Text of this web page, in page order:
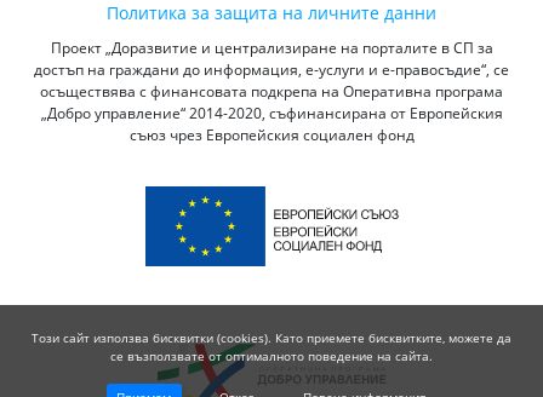
Политика за защита на личните данни
Проект „Доразвитие и централизиране на порталите в СП за
достъп на граждани до информация, е-услуги и е-правосъдие“, се
осъществява с финансовата подкрепа на Оперативна програма
„Добро управление“ 2014-2020, съфинансирана от Европейския
съюз чрез Европейския социален фонд
Този сайт използва бисквитки (cookies). Като приемете бисквитките, можете да
се възползвате от оптималното поведение на сайта.